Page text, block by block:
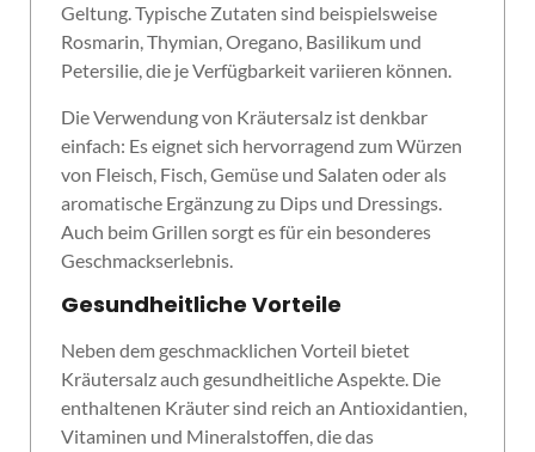
Geltung. Typische Zutaten sind beispielsweise
Rosmarin, Thymian, Oregano, Basilikum und
Petersilie, die je Verfügbarkeit variieren können.
Die Verwendung von Kräutersalz ist denkbar
einfach: Es eignet sich hervorragend zum Würzen
von Fleisch, Fisch, Gemüse und Salaten oder als
aromatische Ergänzung zu Dips und Dressings.
Auch beim Grillen sorgt es für ein besonderes
Geschmackserlebnis.
Gesundheitliche Vorteile
Neben dem geschmacklichen Vorteil bietet
Kräutersalz auch gesundheitliche Aspekte. Die
enthaltenen Kräuter sind reich an Antioxidantien,
Vitaminen und Mineralstoffen, die das